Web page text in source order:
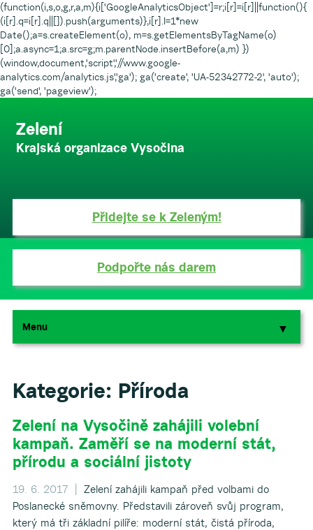
(function(i,s,o,g,r,a,m){i['GoogleAnalyticsObject']=r;i[r]=i[r]||function(){
(i[r].q=i[r].q||[]).push(arguments)},i[r].l=1*new
Date();a=s.createElement(o), m=s.getElementsByTagName(o)
[0];a.async=1;a.src=g;m.parentNode.insertBefore(a,m) })
(window,document,'script','//www.google-
analytics.com/analytics.js','ga'); ga('create', 'UA-52342772-2', 'auto');
ga('send', 'pageview');
Zelení
Krajská organizace Vysočina
Přidejte se k Zeleným!
Podpořte nás darem
Menu ▼
▼
Kategorie: Příroda
Zelení na Vysočině zahájili volební
kampaň. Zaměří se na moderní stát,
přírodu a sociální jistoty
19. 6. 2017 |
Zelení zahájili kampaň před volbami do
Poslanecké sněmovny. Představili zároveň svůj program,
který má tři základní pilíře: moderní stát, čistá příroda,